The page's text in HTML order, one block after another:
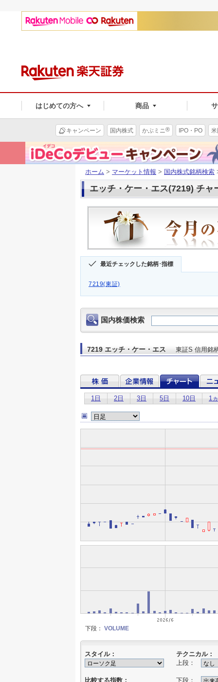
はじめての方へ 商品
キャンペーン 国内株式 かぶミニ® IPO・PO
ホーム > マーケット情報 > 国内株式銘柄検索
エッチ・ケー・エス(7219) チャ
最近チェックした銘柄･指標
7219(東証)